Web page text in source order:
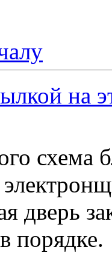
схема
дверь
порядке.